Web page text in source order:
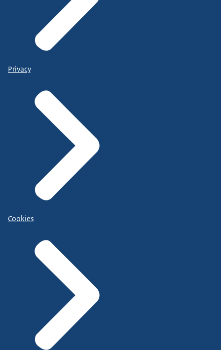
Privacy
Cookies